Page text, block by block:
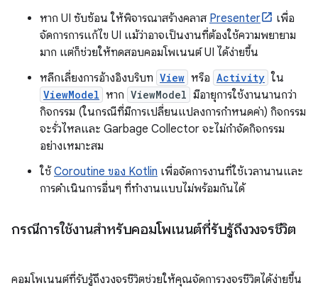
หาก UI ซับซ้อน ให้พิจารณาสร้างคลาส Presenter
เพื่อ
จัดการการแก้ไข UI แม้ว่าอาจเป็นงานที่ต้องใช้ความพยายาม
มาก แต่ก็ช่วยให้ทดสอบคอมโพเนนต์ UI ได้ง่ายขึ้น
หลีกเลี่ยงการอ้างอิงบริบท View หรือ Activity ใน
ViewModel หาก ViewModel มีอายุการใช้งานนานกว่า
กิจกรรม (ในกรณีที่มีการเปลี่ยนแปลงการกำหนดค่า) กิจกรรม
จะรั่วไหลและ Garbage Collector จะไม่กำจัดกิจกรรม
อย่างเหมาะสม
ใช้ Coroutine ของ Kotlin เพื่อจัดการงานที่ใช้เวลานานและ
การดำเนินการอื่นๆ ที่ทำงานแบบไม่พร้อมกันได้
กรณีการใช้งานสำหรับคอมโพเนนต์ที่รับรู้ถึงวงจรชีวิต
คอมโพเนนต์ที่รับรู้ถึงวงจรชีวิตช่วยให้คุณจัดการวงจรชีวิตได้ง่ายขึ้น